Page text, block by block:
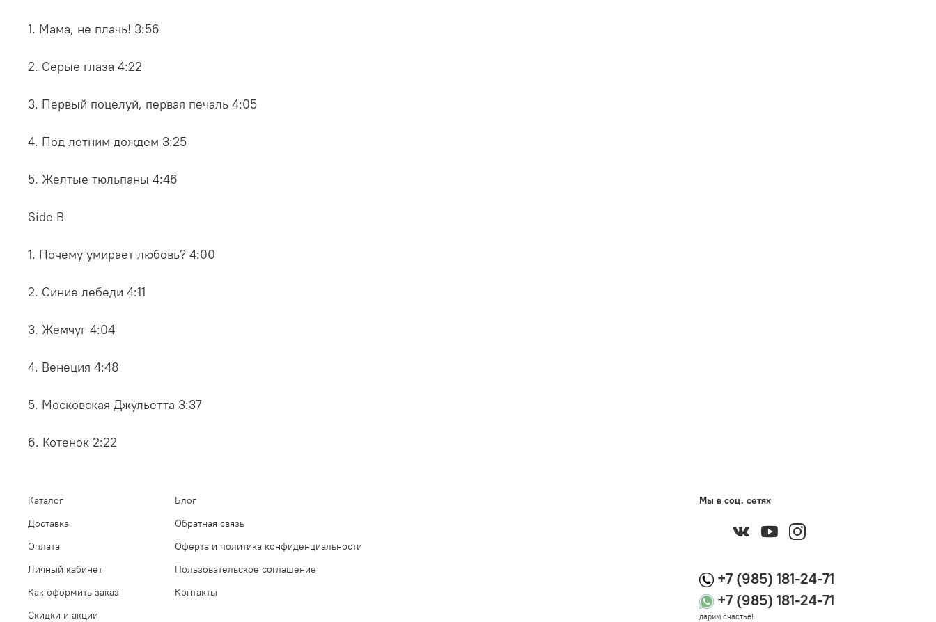
1. Мама, не плачь! 3:56
2. Серые глаза 4:22
3. Первый поцелуй, первая печаль 4:05
4. Под летним дождем 3:25
5. Желтые тюльпаны 4:46
Side B
1. Почему умирает любовь? 4:00
2. Синие лебеди 4:11
3. Жемчуг 4:04
4. Венеция 4:48
5. Московская Джульетта 3:37
6. Котенок 2:22
Каталог
Доставка
Оплата
Личный кабинет
Как оформить заказ
Скидки и акции
Блог
Обратная связь
Оферта и политика конфиденциальности
Пользовательское соглашение
Контакты
Мы в соц. сетях
+7 (985) 181-24-71
+7 (985) 181-24-71
дарим счастье!